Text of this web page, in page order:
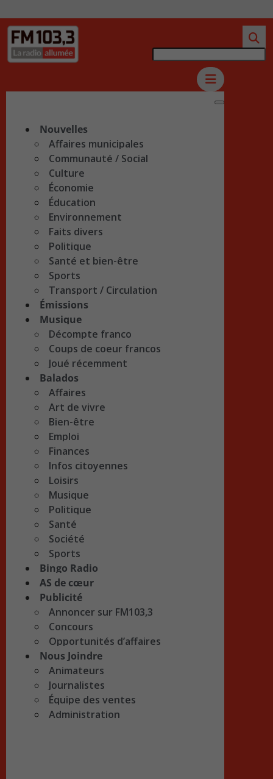
Nouvelles
Affaires municipales
Communauté / Social
Culture
Économie
Éducation
Environnement
Faits divers
Politique
Santé et bien-être
Sports
Transport / Circulation
Émissions
Musique
Décompte franco
Coups de coeur francos
Joué récemment
Balados
Affaires
Art de vivre
Bien-être
Emploi
Finances
Infos citoyennes
Loisirs
Musique
Politique
Santé
Société
Sports
Bingo Radio
AS de cœur
Publicité
Annoncer sur FM103,3
Concours
Opportunités d’affaires
Nous Joindre
Animateurs
Journalistes
Équipe des ventes
Administration